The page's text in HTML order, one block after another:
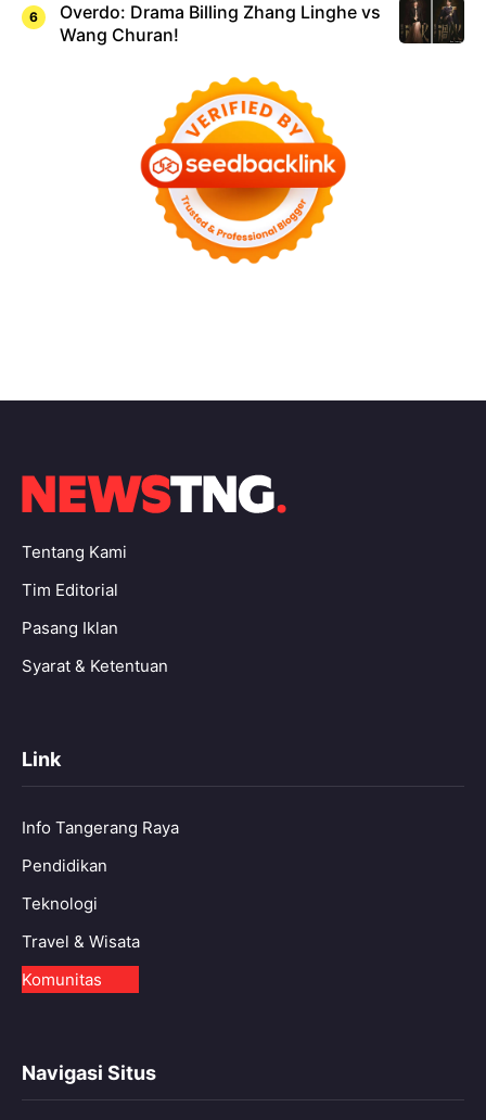
Overdo: Drama Billing Zhang Linghe vs
Wang Churan!
Tentang Kami
Tim Editorial
Pasang Iklan
Syarat & Ketentuan
Link
Info Tangerang Raya
Pendidikan
Teknologi
Travel & Wisata
Komunitas
Navigasi Situs